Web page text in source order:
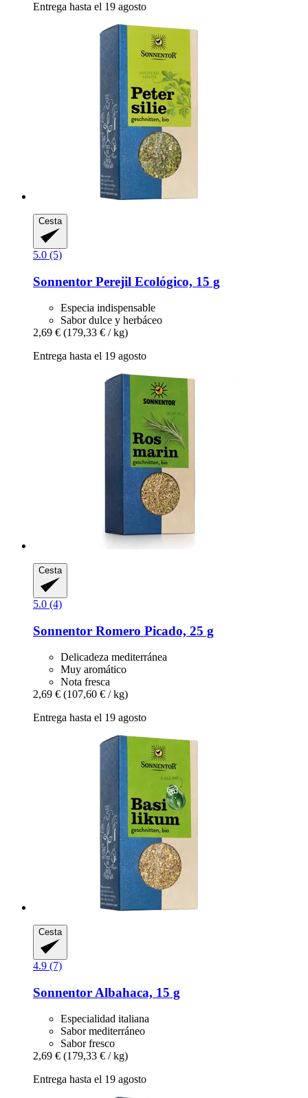
Entrega hasta el 19 agosto
Cesta
5.0 (5)
Sonnentor Perejil Ecológico, 15 g
Especia indispensable
Sabor dulce y herbáceo
2,69 € (179,33 € / kg)
Entrega hasta el 19 agosto
Cesta
5.0 (4)
Sonnentor Romero Picado, 25 g
Delicadeza mediterránea
Muy aromático
Nota fresca
2,69 € (107,60 € / kg)
Entrega hasta el 19 agosto
Cesta
4.9 (7)
Sonnentor Albahaca, 15 g
Especialidad italiana
Sabor mediterráneo
Sabor fresco
2,69 € (179,33 € / kg)
Entrega hasta el 19 agosto